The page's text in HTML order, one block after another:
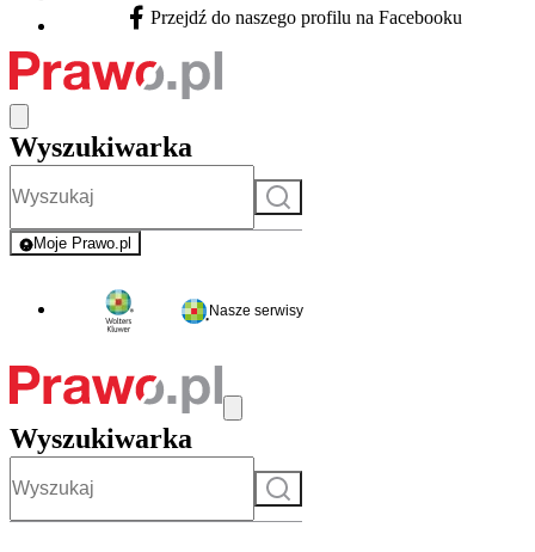
Facebook - otwiera się w nowej karcie
Przejdź do naszego profilu na Facebooku
Wyszukiwarka
Szukaj
Moje Prawo.pl
- rejestracja i logowanie do serwisu
Nasze serwisy
Wyszukiwarka
Szukaj